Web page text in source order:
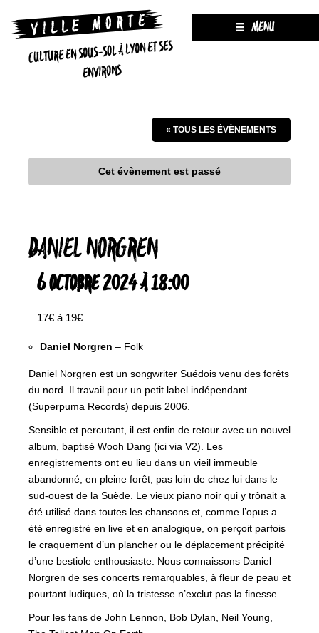
CULTURE EN SOUS-SOL À LYON ET SES
ENVIRONS
MENU
« TOUS LES ÉVÈNEMENTS
Cet évènement est passé
DANIEL NORGREN
6 OCTOBRE 2024 À 18:00
17€ à 19€
Daniel Norgren – Folk
Daniel Norgren est un songwriter Suédois venu des forêts
du nord. Il travail pour un petit label indépendant
(Superpuma Records) depuis 2006.
Sensible et percutant, il est enfin de retour avec un nouvel
album, baptisé Wooh Dang (ici via V2). Les
enregistrements ont eu lieu dans un vieil immeuble
abandonné, en pleine forêt, pas loin de chez lui dans le
sud-ouest de la Suède. Le vieux piano noir qui y trônait a
été utilisé dans toutes les chansons et, comme l’opus a
été enregistré en live et en analogique, on perçoit parfois
le craquement d’un plancher ou le déplacement précipité
d’une bestiole enthousiaste. Nous connaissons Daniel
Norgren de ses concerts remarquables, à fleur de peau et
pourtant ludiques, où la tristesse n’exclut pas la finesse…
Pour les fans de John Lennon, Bob Dylan, Neil Young,